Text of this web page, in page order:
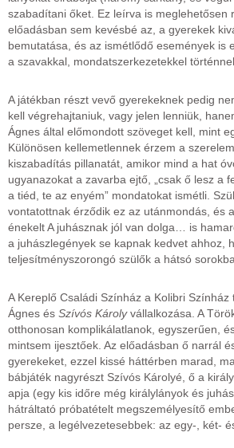
szabadítani őket. Ez leírva is meglehetősen
előadásban sem kevésbé az, a gyerekek
bemutatása, és az ismétlődő események is
a szavakkal, mondatszerkezetekkel
A játékban részt vevő gyerekeknek pedig
kell végrehajtaniuk, vagy jelen lenniük,
Ágnes által előmondott szöveget kell, mint
Különösen kellemetlennek érzem a
kiszabadítás pillanatát, amikor mind a hat
ugyanazokat a zavarba ejtő, „csak ő lesz a
a tiéd, te az enyém” mondatokat ismétli.
vontatottnak érződik ez az utánmondás, és
énekelt A juhásznak jól van dolga… is
a juhászlegények se kapnak kedvet ahhoz,
teljesítményszorongó szülők a hátsó
A Kereplő Családi Színház a Kolibri
Ágnes és Szívós Károlyvállalkozása. A
otthonosan komplikálatlanok, egyszerűen,
mintsem ijesztőek. Az előadásban ő narrál
gyerekeket, ezzel kissé háttérben marad,
bábjáték nagyrészt Szívós Károlyé, ő a
apja (egy kis időre még királylányok és
hátráltató próbatételt megszemélyesítő
persze, a legélvezetesebbek: az egy-, két-